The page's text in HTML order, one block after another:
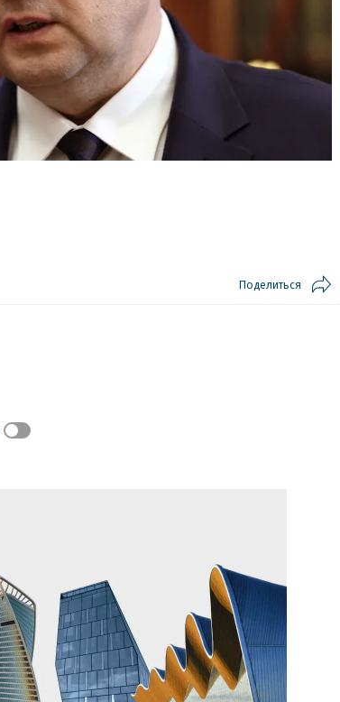
Поделиться